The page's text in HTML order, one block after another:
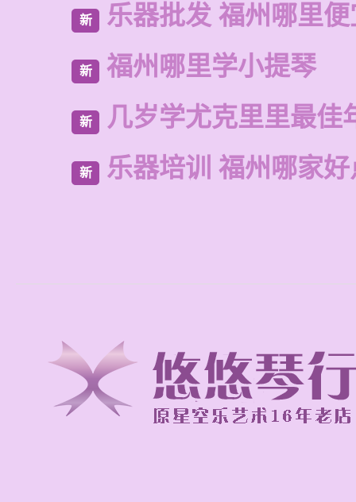
新 乐器批发 福州哪里便
新 福州哪里学小提琴
新 几岁学尤克里里最佳
新 乐器培训 福州哪家好